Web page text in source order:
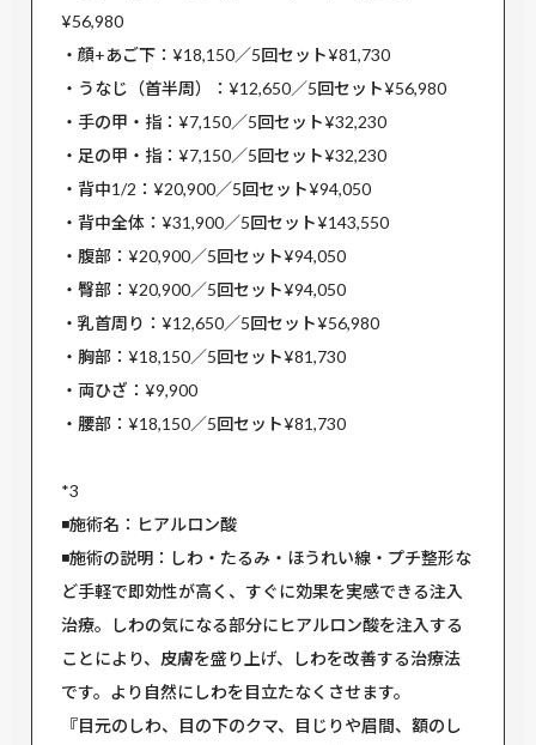
¥56,980
・顔+あご下：¥18,150／5回セット¥81,730
・うなじ（首半周）：¥12,650／5回セット¥56,980
・手の甲・指：¥7,150／5回セット¥32,230
・足の甲・指：¥7,150／5回セット¥32,230
・背中1/2：¥20,900／5回セット¥94,050
・背中全体：¥31,900／5回セット¥143,550
・腹部：¥20,900／5回セット¥94,050
・臀部：¥20,900／5回セット¥94,050
・乳首周り：¥12,650／5回セット¥56,980
・胸部：¥18,150／5回セット¥81,730
・両ひざ：¥9,900
・腰部：¥18,150／5回セット¥81,730
*3
◾️施術名：ヒアルロン酸
◾️施術の説明：しわ・たるみ・ほうれい線・プチ整形な
ど手軽で即効性が高く、すぐに効果を実感できる注入
治療。しわの気になる部分にヒアルロン酸を注入する
ことにより、皮膚を盛り上げ、しわを改善する治療法
です。より自然にしわを目立たなくさせます。
『目元のしわ、目の下のクマ、目じりや眉間、額のし